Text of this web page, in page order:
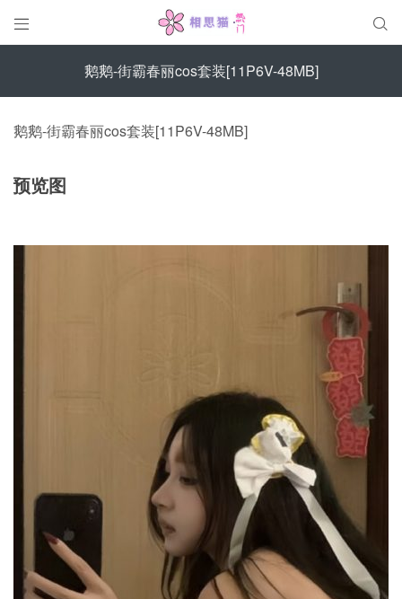
 
鹅鹅-街霸春丽cos套装[11P6V-48MB]
鹅鹅-街霸春丽cos套装[11P6V-48MB]
预览图